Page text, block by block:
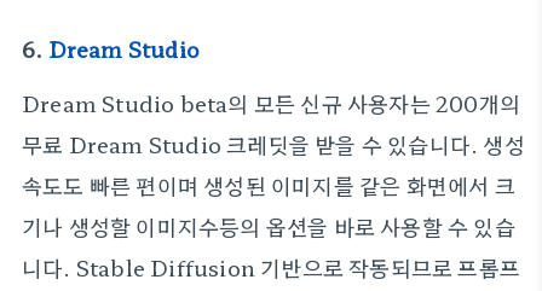
6. Dream Studio
Dream Studio beta의 모든 신규 사용자는 200개의
무료 Dream Studio 크레딧을 받을 수 있습니다. 생성
속도도 빠른 편이며 생성된 이미지를 같은 화면에서 크
기나 생성할 이미지수등의 옵션을 바로 사용할 수 있습
니다. Stable Diffusion 기반으로 작동되므로 프롬프